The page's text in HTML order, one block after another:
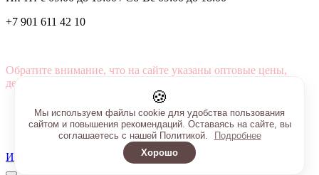
+7 901 611 42 10
Обратите внимание, что на сайте указаны оптовые цены,
действующие при первом заказе от 3000 рублей.
Интернет-магазин создан на InSales
🍪
Мы используем файлы cookie для удобства пользования
сайтом и повышения рекомендаций. Оставаясь на сайте, вы
соглашаетесь с нашей Политикой.
Подробнее
Хорошо